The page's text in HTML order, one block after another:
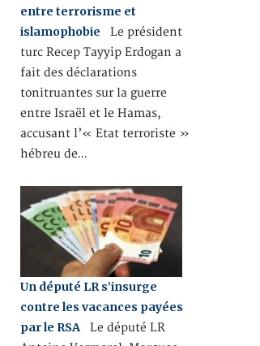
entre terrorisme et
islamophobie Le président
turc Recep Tayyip Erdogan a
fait des déclarations
tonitruantes sur la guerre
entre Israël et le Hamas,
accusant l’« Etat terroriste »
hébreu de…
Un député LR s’insurge
contre les vacances payées
par le RSALe député LR